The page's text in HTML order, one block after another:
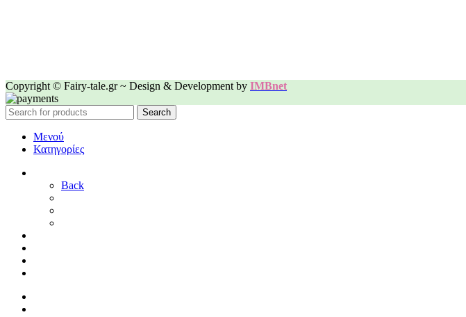
Copyright © Fairy-tale.gr ~ Design & Development by IMBnet
Search
Μενού
Κατηγορίες
Back